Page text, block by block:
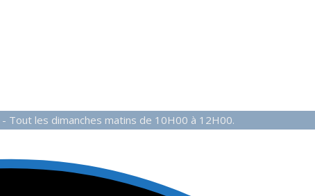
Tout les dimanches matins de 10H00 à 12H00.